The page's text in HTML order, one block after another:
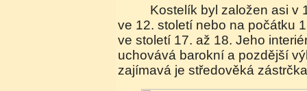
Kostelík byl založen asi v 11. století a přestavěn
ve 12. století nebo na počátku
ve století 17. až 18. Jeho
uchovává barokní a pozdější
zajímavá je středověká